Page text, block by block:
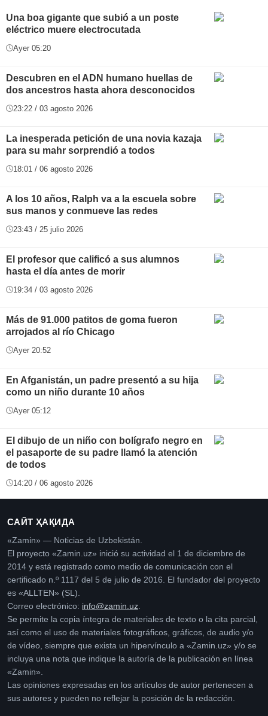
Una boa gigante que subió a un poste
eléctrico muere electrocutada
Ayer 05:20
Descubren en el ADN humano huellas de
dos ancestros hasta ahora desconocidos
23:22 / 03 agosto 2026
La inesperada petición de una novia kazaja
para su mahr sorprendió a todos
18:01 / 06 agosto 2026
A los 10 años, Ralph va a la escuela sobre
sus manos y conmueve las redes
23:43 / 25 julio 2026
El profesor que calificó a sus alumnos
hasta el día antes de morir
19:34 / 03 agosto 2026
Más de 91.000 patitos de goma fueron
arrojados al río Chicago
Ayer 20:52
En Afganistán, un padre presentó a su hija
como un niño durante 10 años
Ayer 05:12
El dibujo de un niño con bolígrafo negro en
el pasaporte de su padre llamó la atención
de todos
14:20 / 06 agosto 2026
САЙТ ҲАҚИДА
«Zamin» — Noticias de Uzbekistán.
El proyecto «Zamin.uz» inició su actividad el 1 de diciembre de
2014 y está registrado como medio de comunicación con el
certificado n.º 1117 del 5 de julio de 2016. El fundador del proyecto
es «ALLTEN» (SL).
Correo electrónico: info@zamin.uz
Se permite la copia íntegra de materiales de texto o la cita parcial,
así como el uso de materiales fotográficos, gráficos, de audio y/o
de vídeo, siempre que exista un hipervínculo a «Zamin.uz» y/o se
incluya una nota que indique la autoría de la publicación en línea
«Zamin».
Las opiniones expresadas en los artículos de autor pertenecen a
sus autores y pueden no reflejar la posición de la redacción.